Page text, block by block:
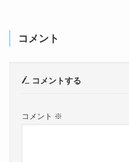
コメント
コメントする
コメント ※